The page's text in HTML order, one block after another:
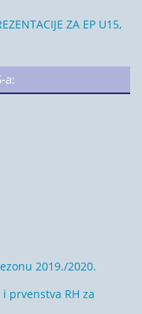
ZA EP U15,
a:
2019./2020.
prvenstva RH za